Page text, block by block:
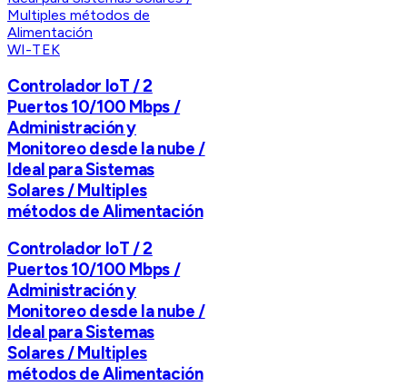
WI-TEK
Controlador IoT / 2
Puertos 10/100 Mbps /
Administración y
Monitoreo desde la nube /
Ideal para Sistemas
Solares / Multiples
métodos de Alimentación
Controlador IoT / 2
Puertos 10/100 Mbps /
Administración y
Monitoreo desde la nube /
Ideal para Sistemas
Solares / Multiples
métodos de Alimentación